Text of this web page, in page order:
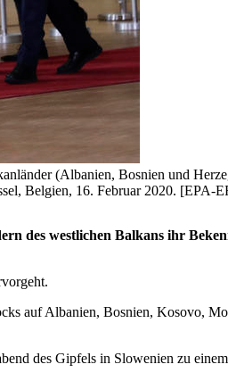
(Albanien, Bosnien und
Belgien, 16. Februar 2020.
des westlichen Balkans ihr
auf Albanien, Bosnien, Kosovo,
des Gipfels in Slowenien zu